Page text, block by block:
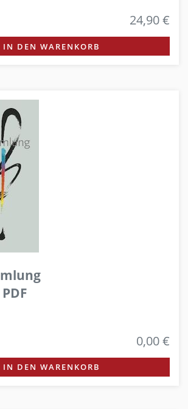
24,90 €
IN DEN WARENKORB
0,00 €
IN DEN WARENKORB